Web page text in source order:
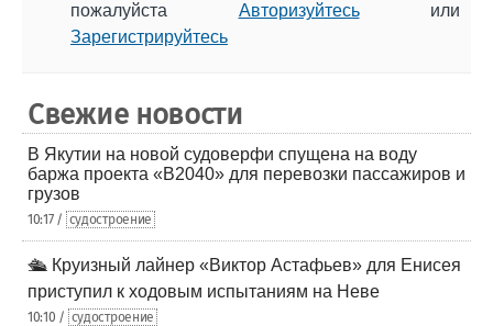
пожалуйста Авторизуйтесьили
Зарегистрируйтесь
Свежие новости
В Якутии на новой судоверфи спущена на воду
баржа проекта «В2040» для перевозки пассажиров и
грузов
10:17 / судостроение
🛳️ Круизный лайнер «Виктор Астафьев» для Енисея
приступил к ходовым испытаниям на Неве
10:10 / судостроение